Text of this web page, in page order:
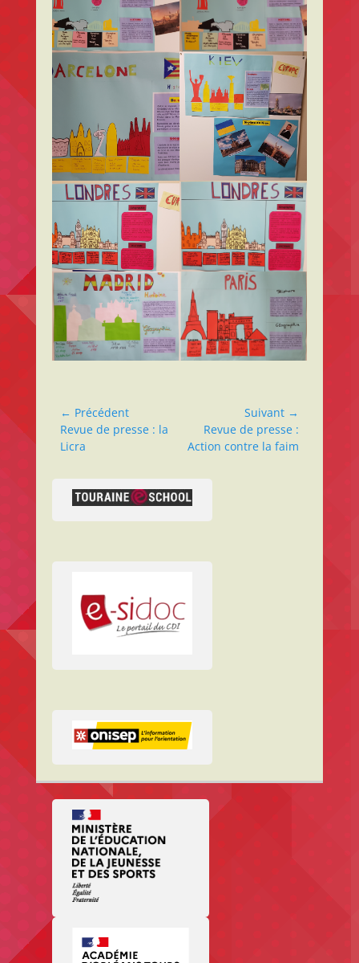
Navigation
de
l’article
← Précédent
Article
précédent :
Revue de presse : la
Licra
Suivant →
Article
suivant :
Revue de presse :
Action contre la faim